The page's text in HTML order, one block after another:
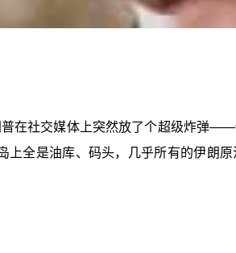
在社交媒体上突然放了个超级炸弹
全是油库、码头，几乎所有的伊朗